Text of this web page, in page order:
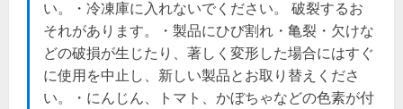
い。・冷凍庫に入れないでください。 破裂するお
それがあります。・製品にひび割れ・亀裂・欠けな
どの破損が生じたり、著しく変形した場合にはすぐ
に使用を中止し、新しい製品とお取り替えくださ
い。・にんじん、トマト、かぼちゃなどの色素が付